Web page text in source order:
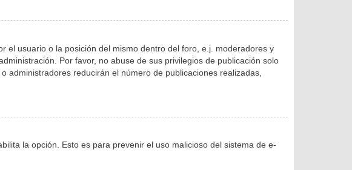
el usuario o la posición del mismo dentro del foro, e.j. moderadores y
Por favor, no abuse de sus privilegios de publicación solo
reducirán el número de publicaciones realizadas,
la opción. Esto es para prevenir el uso malicioso del sistema de e-